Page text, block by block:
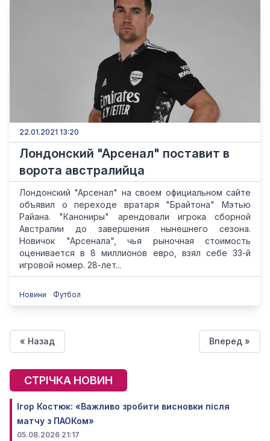
22.01.2021 13:20
Лондонский "Арсенал" поставит в
ворота австралийца
Лондонский "Арсенал" на своем официальном сайте
объявил о переходе вратаря "Брайтона" Мэтью
Райана. "Канониры" арендовали игрока сборной
Австралии до завершения нынешнего сезона.
Новичок "Арсенала", чья рыночная стоимость
оценивается в 8 миллионов евро, взял себе 33-й
игровой номер. 28-лет...
Новини Футбол
« Назад Вперед »
СТРІЧКА НОВИН
Ігор Костюк: «Важливо зробити висновки після
матчу з ПАОКом»
05.08.2026 21:17